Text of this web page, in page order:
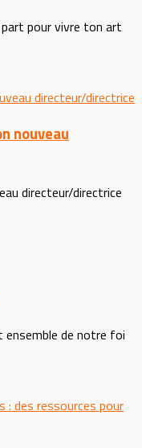
part pour vivre ton art
nouveau
directeur/directrice
ensemble de notre foi